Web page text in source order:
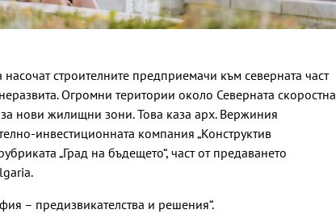
строителните предприемачи към северната част
Огромни територии около Северната скоростна
за нови жилищни зони. Това каза арх. Вержиния
инвестиционната компания „Конструктив
„Град на бъдещето“, част от предаването
– предизвикателства и решения“.